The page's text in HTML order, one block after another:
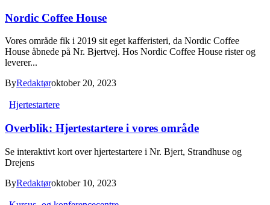
Nordic Coffee House
Vores område fik i 2019 sit eget kafferisteri, da Nordic Coffee
House åbnede på Nr. Bjertvej. Hos Nordic Coffee House rister og
leverer...
ByRedaktøroktober 20, 2023
Hjertestartere
Overblik: Hjertestartere i vores område
Se interaktivt kort over hjertestartere i Nr. Bjert, Strandhuse og
Drejens
ByRedaktøroktober 10, 2023